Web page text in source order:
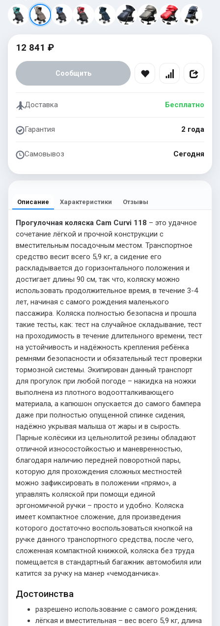
12 841 ₽
Сообщить
Доставка Бесплатно
Гарантия 2 года
Самовывоз Сегодня
Описание Характеристики Отзывы
Прогулочная коляска Cam Curvi 118 – это удачное
сочетание лёгкой и прочной конструкции с
вместительным посадочным местом. Транспортное
средство весит всего 5,9 кг, а сидение его
раскладывается до горизонтального положения и
достигает длины 90 см, так что, коляску можно
использовать продолжительное время, в течение 3-4
лет, начиная с самого рождения маленького
пассажира. Коляска полностью безопасна и прошла
такие тесты, как: тест на случайное складывание, тест
на проходимость в течение длительного времени, тест
на устойчивость и надёжность крепления ребёнка
ремнями безопасности и обязательный тест проверки
тормозной системы. Экипирован данный транспорт
для прогулок при любой погоде – накидка на ножки
выполнена из плотного водоотталкивающего
материала, а капюшон опускается до самого бампера
даже при полностью опущенной спинке сидения,
надёжно укрывая малыша от жары и в сырость.
Парные колёсики из цельнолитой резины обладают
отличной износостойкостью и маневренностью,
благодаря наличию передней поворотной пары,
которую для прохождения сложных местностей
можно зафиксировать в положении «прямо», а
управлять коляской при помощи единой
эргономичной ручки – просто и удобно. Коляска
имеет компактное сложение, для произведения
которого достаточно воспользоваться кнопкой на
ручке данного транспортного средства, после чего,
сложенная компактной книжкой, коляска без труда
помещается в стандартный багажник автомобиля или
катится за ручку на манер «чемоданчика».
Достоинства
разрешено использование с самого рождения;
лёгкая и вместительная – вес всего 5,9 кг, длина